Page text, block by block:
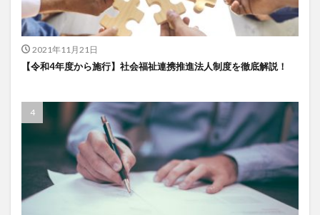
2021年11月21日
【令和4年度から施行】社会福祉連携推進法人制度を徹底解説！
一般社団法人全国介護支援協会 上着
乾燥対策
予防
事業運営 人事考課
人事評価
人員配置基準
ダレタメすぎと
タレントマネジメント
チーム
チームビルディング
チームを育む
チーム力
チアケアズ
ちぎっ手アート
ちぎり絵
つながって！MIRAI
デイサービス
デジタルの日